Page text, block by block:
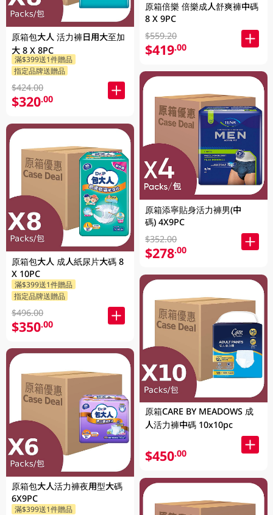
原箱包大人 活力褲日用大至加
大 8 X 8PC
滿$399送1件贈品
指定品牌送贈品
$424.00
$320.00
原箱包大人 成人紙尿片大碼 8
X 10PC
滿$399送1件贈品
指定品牌送贈品
$496.00
$350.00
原箱包大人活力褲夜用型大碼
6X9PC
滿$399送1件贈品
原箱倍樂 倍樂成人舒爽褲中碼
8 X 9PC
$559.20
$419.00
原箱添寧貼身活力褲男(中
碼) 4X9PC
$352.00
$278.00
原箱CARE BY MEADOWS 成
人活力褲中碼 10x10pc
$450.00